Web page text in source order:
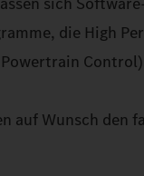
die High
auf Wunsch den